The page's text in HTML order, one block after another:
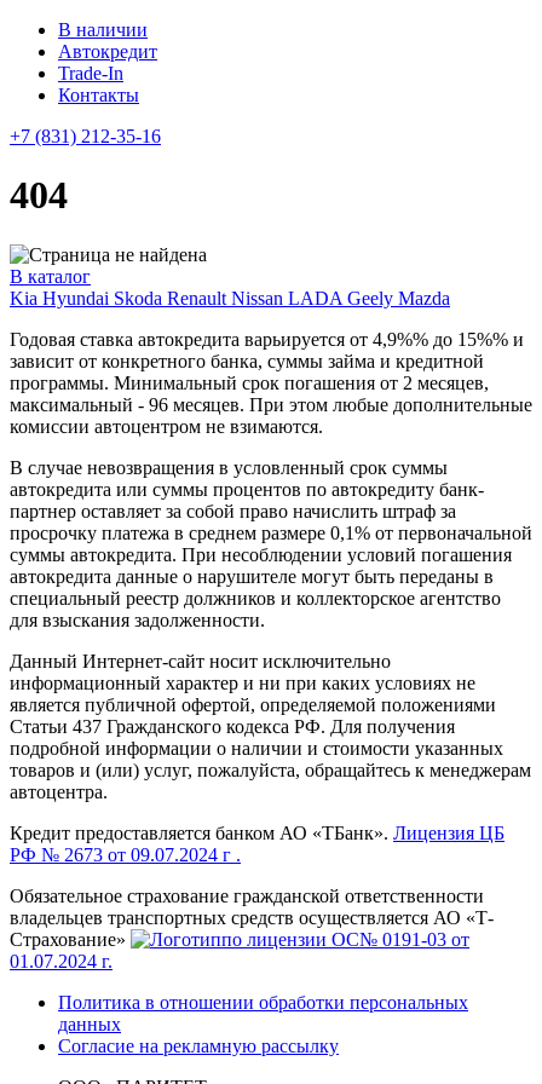
В наличии
Автокредит
Trade-In
Контакты
+7 (831) 212-35-16
404
В каталог
Kia Hyundai Skoda Renault Nissan LADA Geely Mazda
Годовая ставка автокредита варьируется от 4,9%% до 15%% и
зависит от конкретного банка, суммы займа и кредитной
программы. Минимальный срок погашения от 2 месяцев,
максимальный - 96 месяцев. При этом любые дополнительные
комиссии автоцентром не взимаются.
В случае невозвращения в условленный срок суммы
автокредита или суммы процентов по автокредиту банк-
партнер оставляет за собой право начислить штраф за
просрочку платежа в среднем размере 0,1% от первоначальной
суммы автокредита. При несоблюдении условий погашения
автокредита данные о нарушителе могут быть переданы в
специальный реестр должников и коллекторское агентство
для взыскания задолженности.
Данный Интернет-сайт носит исключительно
информационный характер и ни при каких условиях не
является публичной офертой, определяемой положениями
Статьи 437 Гражданского кодекса РФ. Для получения
подробной информации о наличии и стоимости указанных
товаров и (или) услуг, пожалуйста, обращайтесь к менеджерам
автоцентра.
Кредит предоставляется банком АО «ТБанк». Лицензия ЦБ
РФ № 2673 от 09.07.2024 г .
Обязательное страхование гражданской ответственности
владельцев транспортных средств осуществляется АО «Т-
Страхование»
по лицензии ОС№ 0191-03 от
01.07.2024 г.
Политика в отношении обработки персональных
данных
Согласие на рекламную рассылку